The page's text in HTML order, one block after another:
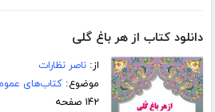
دانلود کتاب از هر باغ گلی
از:ناصر نظارات
موضوع:کتاب‌های
۱۴۲ صفحه